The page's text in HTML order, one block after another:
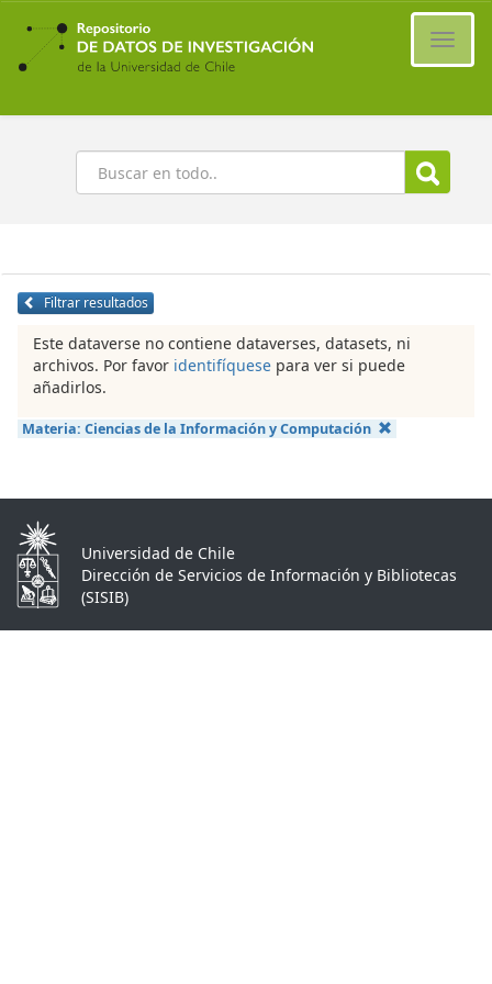
Ir
contenido
principal
Buscar
Filtrar resultados
Este dataverse no contiene dataverses, datasets, ni
archivos. Por favor identifíquese para ver si puede
añadirlos.
Materia: Ciencias de la Información y Computación
Universidad de Chile
Dirección de Servicios de Información y Bibliotecas
(SISIB)